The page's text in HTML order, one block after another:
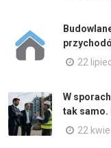
22
W
tak samo.
22